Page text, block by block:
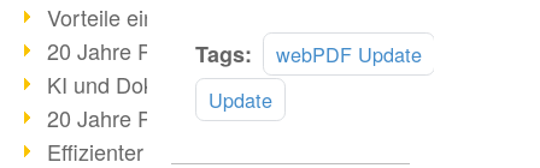
Vorteile einer PDF-Businesslösung
20 Jahre PDF/X (Teil 2)
KI und Dokumenten-Management
20 Jahre PDF/X (Teil 1)
Effizienter Dokumenten Workflow
Tags:
webPDF Update
Update